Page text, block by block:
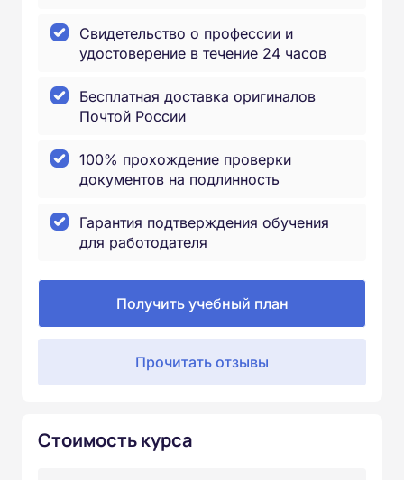
Свидетельство о профессии и
удостоверение в течение 24 часов
Бесплатная доставка оригиналов
Почтой России
100% прохождение проверки
документов на подлинность
Гарантия подтверждения обучения
для работодателя
Получить учебный план
Прочитать отзывы
Стоимость курса